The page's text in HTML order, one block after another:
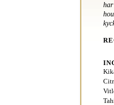
har